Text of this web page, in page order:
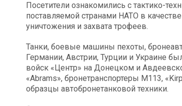
Посетители ознакомились с тактико-
поставляемой странами НАТО в
уничтожения и захвата трофеев.
Танки, боевые машины пехоты,
Германии, Австрии, Турции и Украине
войск «Центр» на Донецком и
«Abrams», бронетранспортеры М113,
образцы автобронетанковой техники.